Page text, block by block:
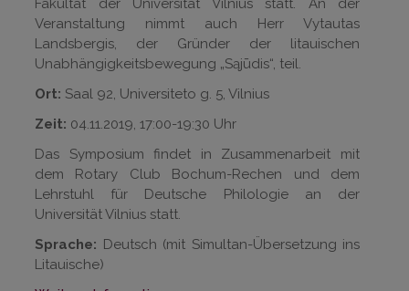
Fakultät der Universität Vilnius statt. An der
Veranstaltung nimmt auch Herr Vytautas
Landsbergis, der Gründer der litauischen
Unabhängigkeitsbewegung „Sąjūdis“, teil.
Ort: Saal 92, Universiteto g. 5, Vilnius
Zeit: 04.11.2019, 17:00-19:30 Uhr
Das Symposium findet in Zusammenarbeit mit
dem Rotary Club Bochum-Rechen und dem
Lehrstuhl für Deutsche Philologie an der
Universität Vilnius statt.
Sprache: Deutsch (mit Simultan-Übersetzung ins
Litauische)